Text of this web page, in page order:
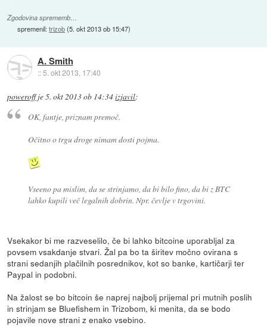
Zgodovina sprememb…
spremenil:trizob(5. okt 2013 ob 15:47)
A. Smith
::5. okt 2013, 17:40
poweroffje5. okt 2013 ob 14:34izjavil:
OK, fantje, priznam premoč.
Očitno o trgu droge nimam dosti pojma.
Vseeno pa mislim, da se strinjamo, da bi bilo fino, da bi z BTC
lahko kupili več legalnih dobrin. Npr. čevlje v trgovini.
Vsekakor bi me razveselilo, če bi lahko bitcoine uporabljal za
povsem vsakdanje stvari. Žal pa bo ta širitev močno ovirana s
strani sedanjih plačilnih posrednikov, kot so banke, kartičarji ter
Paypal in podobni.
Na žalost se bo bitcoin še naprej najbolj prijemal pri mutnih poslih
in strinjam se Bluefishem in Trizobom, ki menita, da se bodo
pojavile nove strani z enako vsebino.